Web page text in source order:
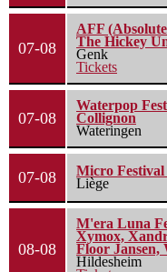
07-08
AFF
The Hickey
Genk
Tickets
07-08
Waterpop
Collignon
Wateringen
07-08
Micro Festival
Liège
08-08
M'era Luna
Xymox,
Floor Jansen,
Hildesheim